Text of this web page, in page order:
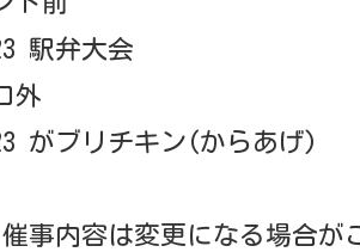
駅弁大会
外
がブリチキン(からあげ)
事内容は変更になる場合が